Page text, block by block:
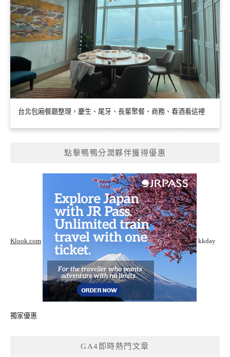
台北包廂餐廳整理，慶生、尾牙、長輩聚餐、商務、春酒看這裡
點擊鴨鴨分潤夥伴獲得優惠
Klook.com kkday
獨家優惠
GA4即時熱門文章